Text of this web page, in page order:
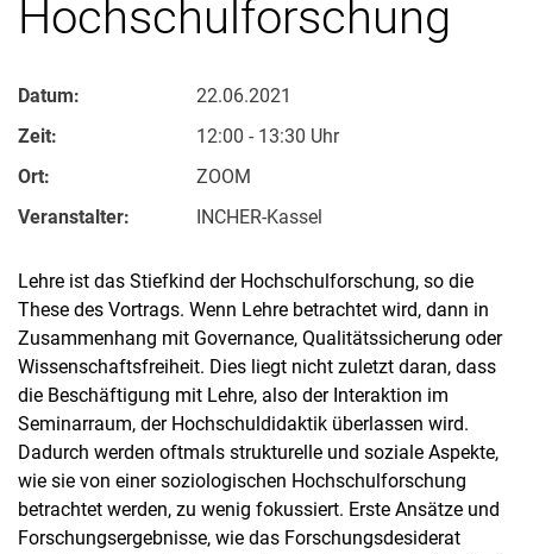
Hochschulforschung
Datum:
22.06.2021
Zeit:
12:00 - 13:30 Uhr
Ort:
ZOOM
Veranstalter:
INCHER-Kassel
Lehre ist das Stiefkind der Hochschulforschung, so die
These des Vortrags. Wenn Lehre betrachtet wird, dann in
Zusammenhang mit Governance, Qualitätssicherung oder
Wissenschaftsfreiheit. Dies liegt nicht zuletzt daran, dass
die Beschäftigung mit Lehre, also der Interaktion im
Seminarraum, der Hochschuldidaktik überlassen wird.
Dadurch werden oftmals strukturelle und soziale Aspekte,
wie sie von einer soziologischen Hochschulforschung
betrachtet werden, zu wenig fokussiert. Erste Ansätze und
Forschungsergebnisse, wie das Forschungsdesiderat